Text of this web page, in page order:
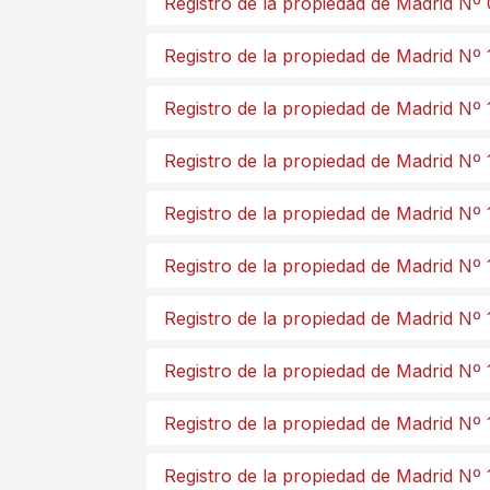
Registro de la propiedad de Madrid Nº
Registro de la propiedad de Madrid Nº
Registro de la propiedad de Madrid Nº
Registro de la propiedad de Madrid Nº
Registro de la propiedad de Madrid Nº
Registro de la propiedad de Madrid Nº
Registro de la propiedad de Madrid Nº
Registro de la propiedad de Madrid Nº
Registro de la propiedad de Madrid Nº